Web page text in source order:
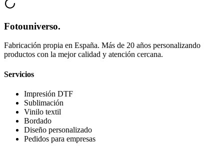
Fotouniverso.
Fabricación propia en España. Más de 20 años personalizando
productos con la mejor calidad y atención cercana.
Servicios
Impresión DTF
Sublimación
Vinilo textil
Bordado
Diseño personalizado
Pedidos para empresas